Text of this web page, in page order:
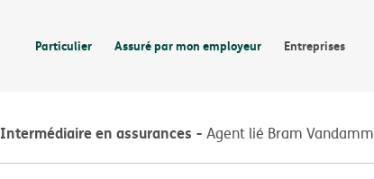
Particulier Assuré par mon employeur Entreprises
Intermédiaire en assurances Agent lié Bram